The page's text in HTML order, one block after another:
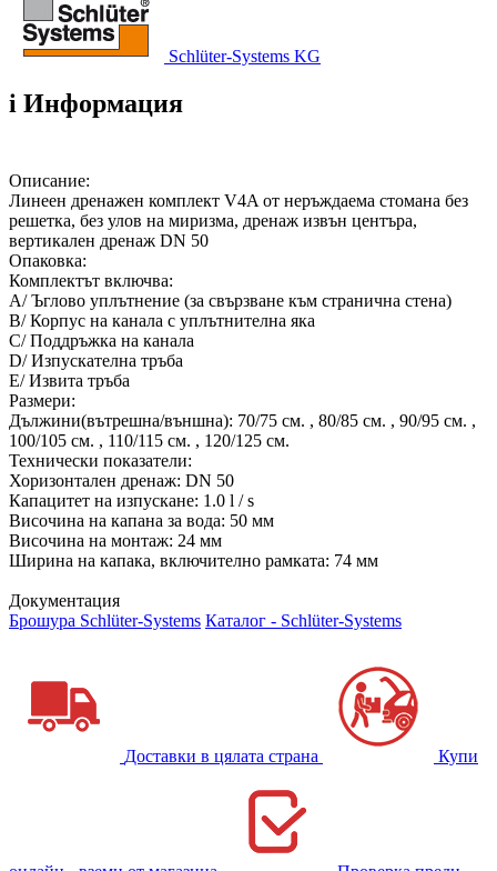
Schlüter-Systems KG
i Информация
Описание:
Линеен дренажен комплект V4A от неръждаема стомана без
решетка, без улов на миризма, дренаж извън центъра,
вертикален дренаж DN 50
Опаковка:
Комплектът включва:
A/ Ъглово уплътнение (за свързване към странична стена)
B/ Корпус на канала с уплътнителна яка
C/ Поддръжка на каналa
D/ Изпускателна тръба
Е/ Извита тръба
Размери:
Дължини(вътрешна/външна): 70/75 см. , 80/85 см. , 90/95 см. ,
100/105 см. , 110/115 см. , 120/125 см.
Технически показатели:
Хоризонтален дренаж: DN 50
Капацитет на изпускане: 1.0 l / s
Височина на капана за вода: 50 мм
Височина на монтаж: 24 мм
Ширина на капака, включително рамката: 74 мм
Документация
Брошура Schlüter-Systems Каталог - Schlüter-Systems
Доставки в цялата страна Купи